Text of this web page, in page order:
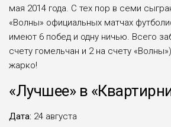
мая 2014 года. С тех пор в семи
«Волны» официальных матчах
имеют 6 побед и одну ничью. Всего
счету гомельчан и 2 на счету
жарко!
«Лучшее» в «
Дата: 24 августа